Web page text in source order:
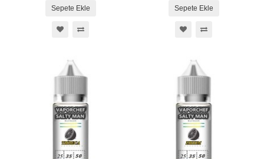
Sepete Ekle Sepete Ekle